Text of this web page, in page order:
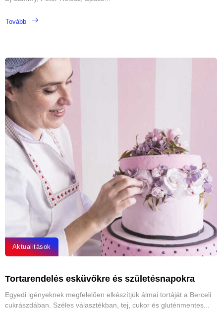
Tovább
Aktualitások
Tortarendelés esküvőkre és születésnapokra
Egyedi igényeknek megfelelően elkészítjük álmai tortáját a Berceli
cukrászdában. Széles választékban, tej, cukor és gluténmentes...